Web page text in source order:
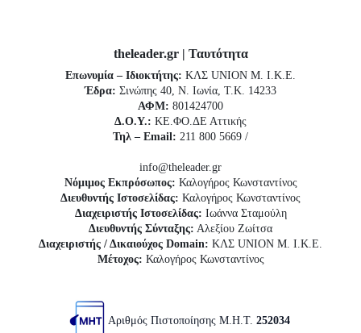
theleader.gr | Ταυτότητα
Επωνυμία – Ιδιοκτήτης: ΚΛΣ UNION Μ. Ι.Κ.Ε.
Έδρα: Σινώπης 40, Ν. Ιωνία, Τ.Κ. 14233
ΑΦΜ: 801424700
Δ.Ο.Υ.: ΚΕ.ΦΟ.ΔΕ Αττικής
Τηλ – Email: 211 800 5669 /
info@theleader.gr
Νόμιμος Εκπρόσωπος: Καλογήρος Κωνσταντίνος
Διευθυντής Ιστοσελίδας: Καλογήρος Κωνσταντίνος
Διαχειριστής Ιστοσελίδας: Ιωάννα Σταμούλη
Διευθυντής Σύνταξης: Αλεξίου Ζωίτσα
Διαχειριστής / Δικαιούχος Domain: ΚΛΣ UNION Μ. Ι.Κ.Ε.
Μέτοχος: Καλογήρος Κωνσταντίνος
Αριθμός Πιστοποίησης Μ.Η.Τ. 252034